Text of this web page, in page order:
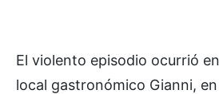
El violento episodio ocurrió
local gastronómico Gianni,